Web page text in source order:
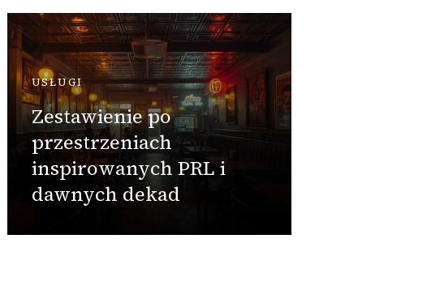
USŁUGI
Zestawienie po
przestrzeniach
inspirowanych PRL i
dawnych dekad